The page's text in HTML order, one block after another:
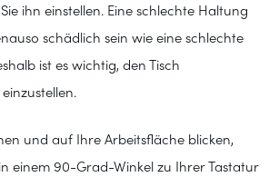
ihn einstellen. Eine schlechte Haltung
schädlich sein wie eine schlechte
ist es wichtig, den Tisch
und auf Ihre Arbeitsfläche blicken,
einem 90-Grad-Winkel zu Ihrer Tastatur